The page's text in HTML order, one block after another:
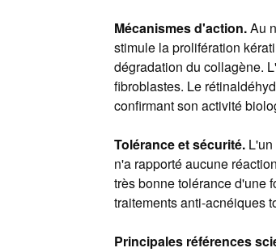
Mécanismes d'action.Au
stimule la prolifération
dégradation du collagène.
fibroblastes. Le
confirmant son activité
Tolérance et sécurité.
n'a rapporté aucune
très bonne tolérance d'une
traitements anti-acnéiques
Principales références